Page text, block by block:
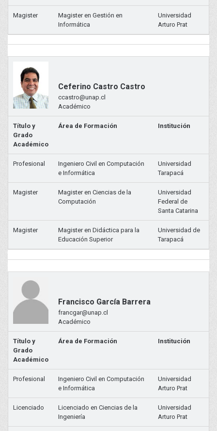
Magister
Magister en Gestión en
Informática
Universidad
Arturo Prat
Ceferino Castro Castro
ccastro@unap.cl
Académico
Título y
Grado
Académico
Área de Formación Institución
Profesional
Ingeniero Civil en Computación
e Informática
Universidad
Tarapacá
Magister
Magister en Ciencias de la
Computación
Universidad
Federal de
Santa Catarina
Magister
Magister en Didáctica para la
Educación Superior
Universidad de
Tarapacá
Francisco García Barrera
francgar@unap.cl
Académico
Título y
Grado
Académico
Área de Formación Institución
Profesional
Ingeniero Civil en Computación
e Informática
Universidad
Arturo Prat
Licenciado
Licenciado en Ciencias de la
Ingeniería
Universidad
Arturo Prat